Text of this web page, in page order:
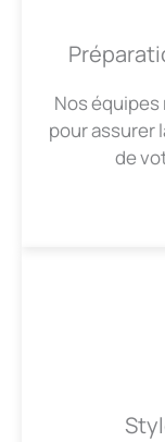
Nos
pour assurer
de